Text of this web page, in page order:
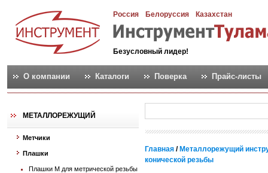
Россия Белоруссия Казахстан
Безусловный лидер!
О компании Каталоги Поверка Прайс-листы
МЕТАЛЛОРЕЖУЩИЙ
Метчики
Плашки
Плашки М для метрической резьбы
Главная / Металлорежущий
конической резьбы